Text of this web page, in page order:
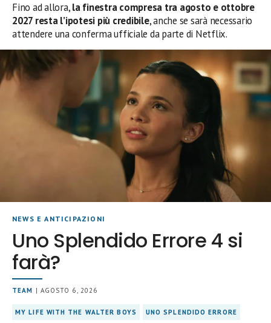
Fino ad allora,la finestra compresa tra agosto e ottobre
2027 resta l’ipotesi più credibile, anche se sarà necessario
attendere una conferma ufficiale da parte di Netflix.
NEWS E ANTICIPAZIONI
Uno Splendido Errore 4 si
farà?
TEAM | AGOSTO 6, 2026
MY LIFE WITH THE WALTER BOYS UNO SPLENDIDO ERRORE